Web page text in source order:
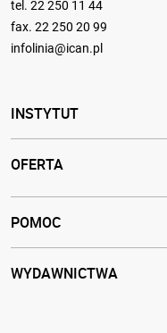
tel. 22 250 11 44
fax. 22 250 20 99
infolinia@ican.pl
INSTYTUT
OFERTA
POMOC
WYDAWNICTWA